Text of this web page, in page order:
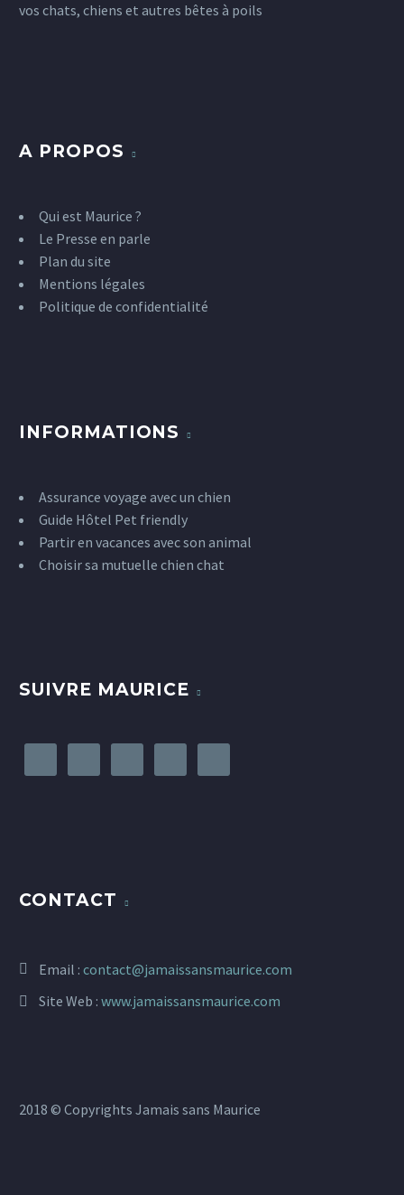
vos chats, chiens et autres bêtes à poils
A PROPOS
Qui est Maurice ?
Le Presse en parle
Plan du site
Mentions légales
Politique de confidentialité
INFORMATIONS
Assurance voyage avec un chien
Guide Hôtel Pet friendly
Partir en vacances avec son animal
Choisir sa mutuelle chien chat
SUIVRE MAURICE
CONTACT
Email : contact@jamaissansmaurice.com
Site Web : www.jamaissansmaurice.com
2018 © Copyrights Jamais sans Maurice